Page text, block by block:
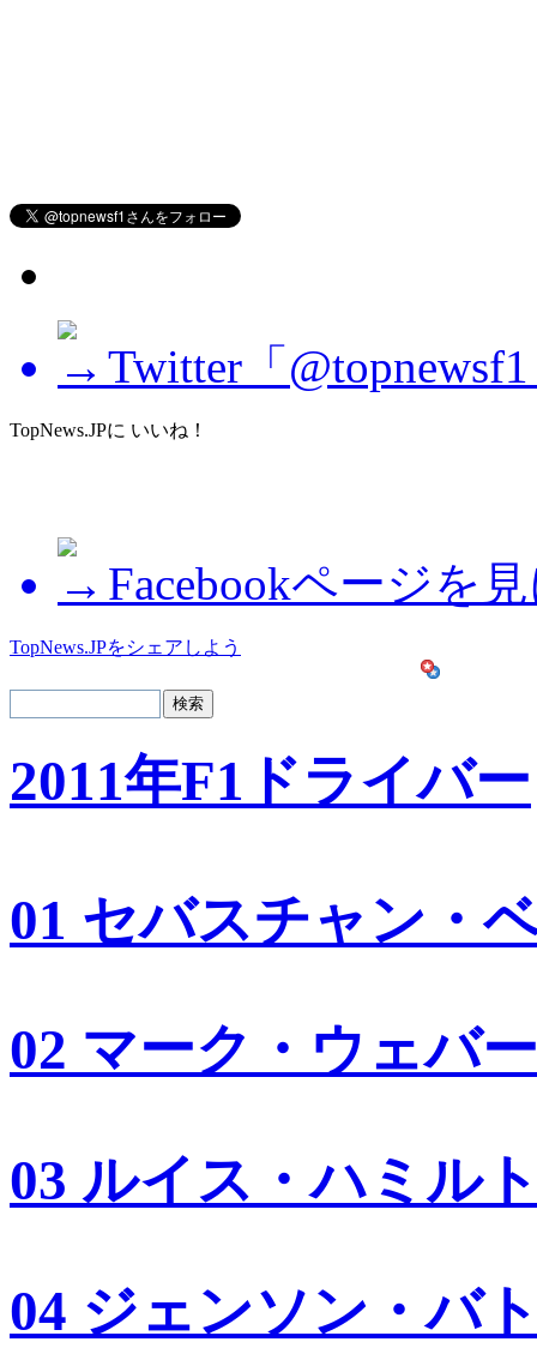
Twitter「
TopNews.JPに いいね！
Facebookページを
TopNews.JPをシェアしよう
2011年F1ドライバー
01 セバスチャン・
02 マーク・ウェバー
03 ルイス・ハミル
04 ジェンソン・バ